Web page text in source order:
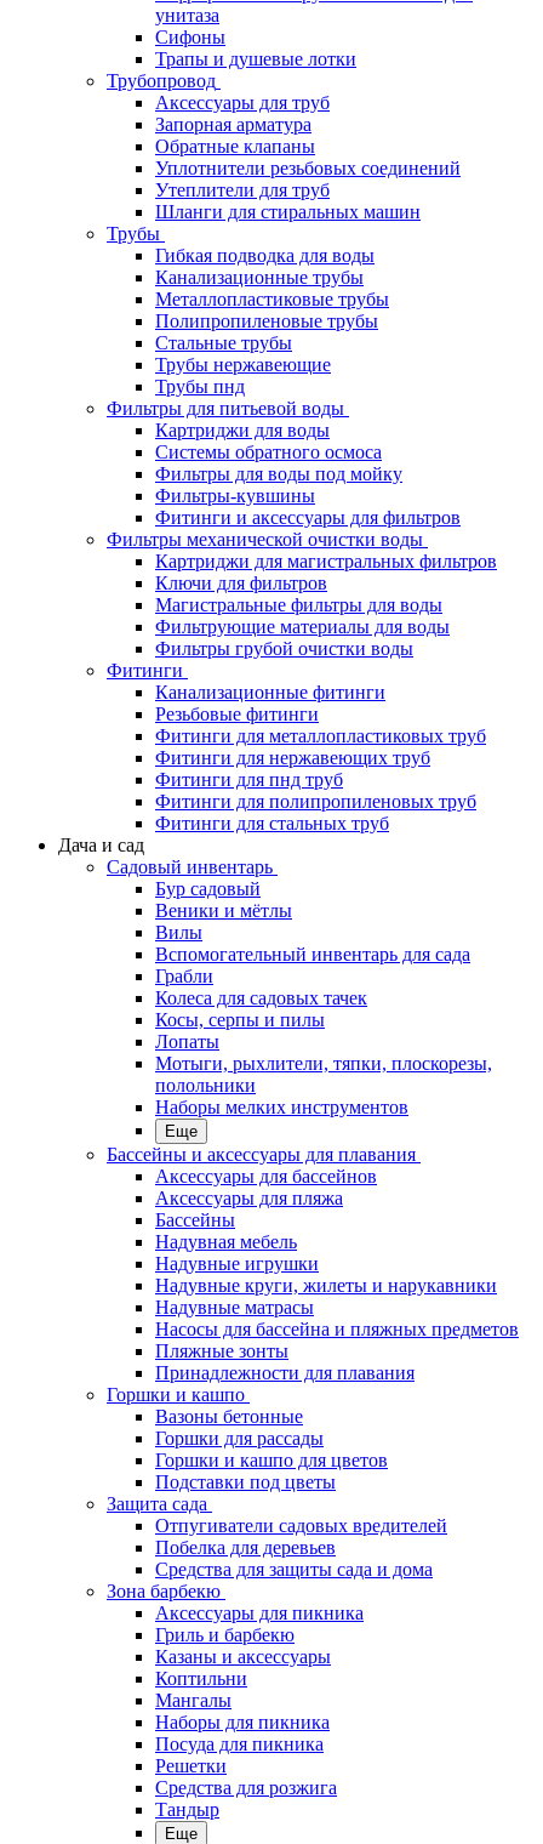
унитаза
Сифоны
Трапы и душевые лотки
Трубопровод
Аксессуары для труб
Запорная арматура
Обратные клапаны
Уплотнители резьбовых соединений
Утеплители для труб
Шланги для стиральных машин
Трубы
Гибкая подводка для воды
Канализационные трубы
Металлопластиковые трубы
Полипропиленовые трубы
Стальные трубы
Трубы нержавеющие
Трубы пнд
Фильтры для питьевой воды
Картриджи для воды
Системы обратного осмоса
Фильтры для воды под мойку
Фильтры-кувшины
Фитинги и аксессуары для фильтров
Фильтры механической очистки воды
Картриджи для магистральных фильтров
Ключи для фильтров
Магистральные фильтры для воды
Фильтрующие материалы для воды
Фильтры грубой очистки воды
Фитинги
Канализационные фитинги
Резьбовые фитинги
Фитинги для металлопластиковых труб
Фитинги для нержавеющих труб
Фитинги для пнд труб
Фитинги для полипропиленовых труб
Фитинги для стальных труб
Дача и сад
Садовый инвентарь
Бур садовый
Веники и мётлы
Вилы
Вспомогательный инвентарь для сада
Грабли
Колеса для садовых тачек
Косы, серпы и пилы
Лопаты
Мотыги, рыхлители, тяпки, плоскорезы,
полольники
Наборы мелких инструментов
Еще
Бассейны и аксессуары для плавания
Аксессуары для бассейнов
Аксессуары для пляжа
Бассейны
Надувная мебель
Надувные игрушки
Надувные круги, жилеты и нарукавники
Надувные матрасы
Насосы для бассейна и пляжных предметов
Пляжные зонты
Принадлежности для плавания
Горшки и кашпо
Вазоны бетонные
Горшки для рассады
Горшки и кашпо для цветов
Подставки под цветы
Защита сада
Отпугиватели садовых вредителей
Побелка для деревьев
Средства для защиты сада и дома
Зона барбекю
Аксессуары для пикника
Гриль и барбекю
Казаны и аксессуары
Коптильни
Мангалы
Наборы для пикника
Посуда для пикника
Решетки
Средства для розжига
Тандыр
Еще